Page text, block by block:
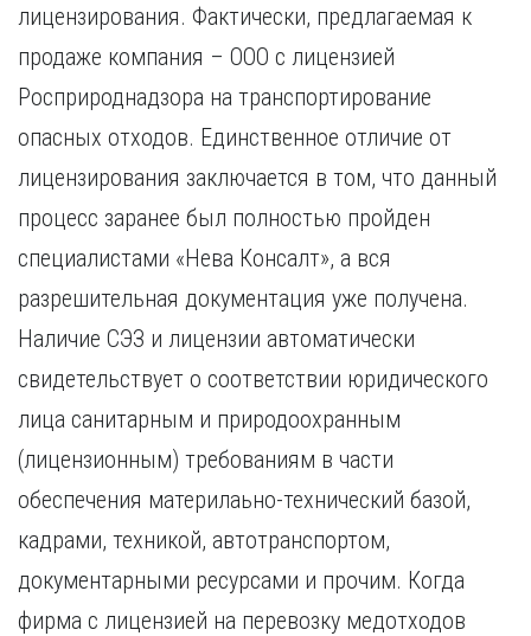
Киров
Краснодар
Красноярск
Курган
Курск
Л
Липецк
М
Магнитогорск
Махачкала
Набережные Челны
Нижний Новгород
Нижний Тагил
Новосибирск
Улан-Удэ
Ульяновск
Уфа
Х
Хабаровск
Ч
Челябинск
Череповец
Чита
Я
лицензирования. Фактически, предлагаемая к
продаже компания – ООО с лицензией
Росприроднадзора на транспортирование
опасных отходов. Единственное отличие от
лицензирования заключается в том, что данный
процесс заранее был полностью пройден
специалистами «Нева Консалт», а вся
разрешительная документация уже получена.
Наличие СЭЗ и лицензии автоматически
свидетельствует о соответствии юридического
лица санитарным и природоохранным
(лицензионным) требованиям в части
обеспечения материлаьно-технический базой,
кадрами, техникой, автотранспортом,
документарными ресурсами и прочим. Когда
фирма с лицензией на перевозку медотходов